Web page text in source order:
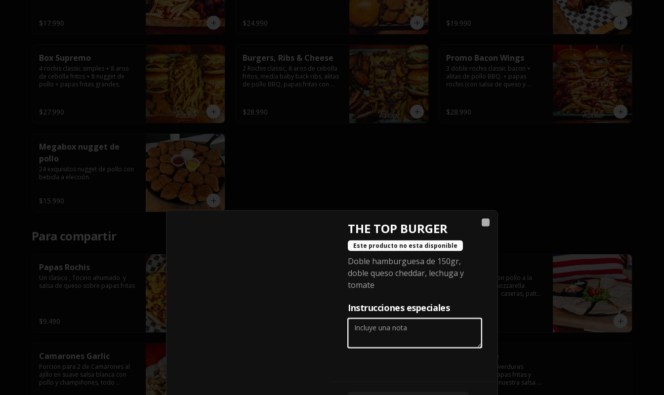
$17.990 $24.990 $19.990
Box Supremo
4 rochis classic simples + 8 aros
de cebolla fritos + 8 nugget de
pollo + papas fritas grandes.
$27.990
Burgers, Ribs & Cheese
2 Rochis classic, 8 aros de cebolla
fritos, media baby back ribs, alitas
de pollo BBQ, papas fritas con
$28.990
Promo Bacon Wings
3 doble rochis classic bacon +
alitas de pollo BBQ. + papas
rochis (con salsa de queso y
$28.990
Megabox nugget de
pollo
24 exquisitos nugget de pollo con
bebida a elección.
$15.990
Para compartir
Papas Rochis
Un clasico , Tocino ahumado  y
salsa de queso sobre papas fritas
$9.490
Quesadillas
Tortillas de maiz con pollo a la
plancha y queso mozzarella
servido con salsas  caseras, palta
$12.000
Camarones Garlic
Porcion para 2 de Camarones al
ajillo en suave salsa blanca con
pollo y champiñones, todo
Tabla Veggie
Porción para 2 de verduras
salteadas sobre papas fritas y
todo cubierto con nuestra salsa
THE TOP BURGER
Este producto no esta disponible
Doble hamburguesa de 150gr,
doble queso cheddar, lechuga y
tomate
Instrucciones especiales